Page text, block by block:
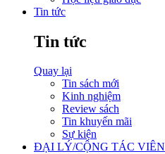
Tin tức
Tin tức
Quay lại
Tin sách mới
Kinh nghiệm
Review sách
Tin khuyến mãi
Sự kiện
ĐẠI LÝ/CỘNG TÁC VIÊN